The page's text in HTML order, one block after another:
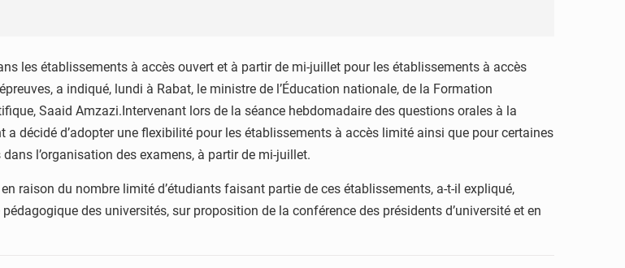
les établissements à accès ouvert et à partir de mi-juillet pour les établissements à accès
a indiqué, lundi à Rabat, le ministre de l’Éducation nationale, de la Formation
Saaid Amzazi.Intervenant lors de la séance hebdomadaire des questions orales à la
décidé d’adopter une flexibilité pour les établissements à accès limité ainsi que pour certaines
l’organisation des examens, à partir de mi-juillet.
raison du nombre limité d’étudiants faisant partie de ces établissements, a-t-il expliqué,
des universités, sur proposition de la conférence des présidents d’université et en